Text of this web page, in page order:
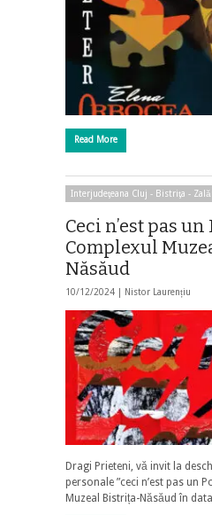
Read More
Interjudeţeana Cluj - Bistriţa -
Ceci n’est pas un
Complexul
Năsăud
10/12/2024 | Nistor Laurențiu
Dragi Prieteni, vă invit la
personale ”ceci n’est pas un
Muzeal Bistrița-Năsăud în